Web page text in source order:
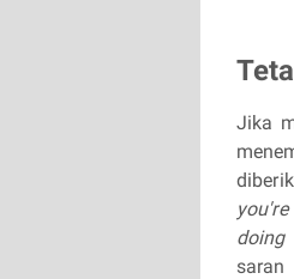
Jika
doing